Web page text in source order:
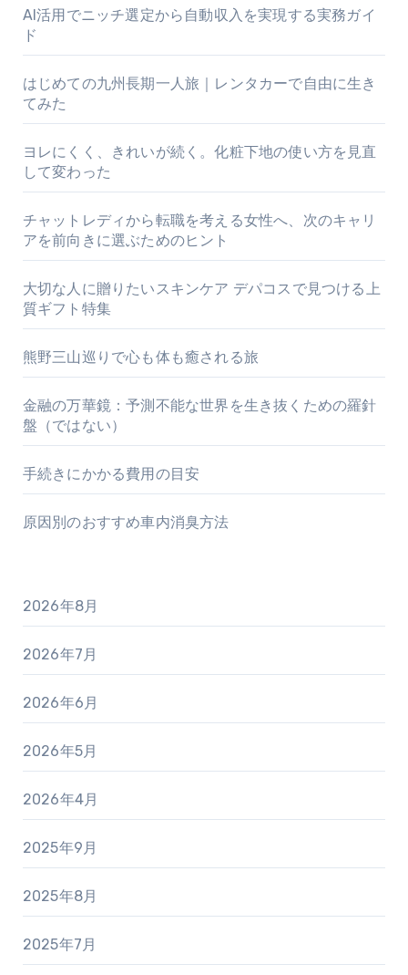
AI活用でニッチ選定から自動収入を実現する実務ガイ
ド
はじめての九州長期一人旅｜レンタカーで自由に生き
てみた
ヨレにくく、きれいが続く。化粧下地の使い方を見直
して変わった
チャットレディから転職を考える女性へ、次のキャリ
アを前向きに選ぶためのヒント
大切な人に贈りたいスキンケア デパコスで見つける上
質ギフト特集
熊野三山巡りで心も体も癒される旅
金融の万華鏡：予測不能な世界を生き抜くための羅針
盤（ではない）
手続きにかかる費用の目安
原因別のおすすめ車内消臭方法
2026年8月
2026年7月
2026年6月
2026年5月
2026年4月
2025年9月
2025年8月
2025年7月